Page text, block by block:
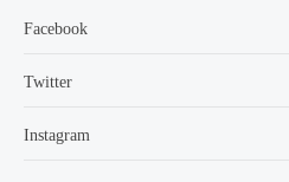
Facebook
Twitter
Instagram